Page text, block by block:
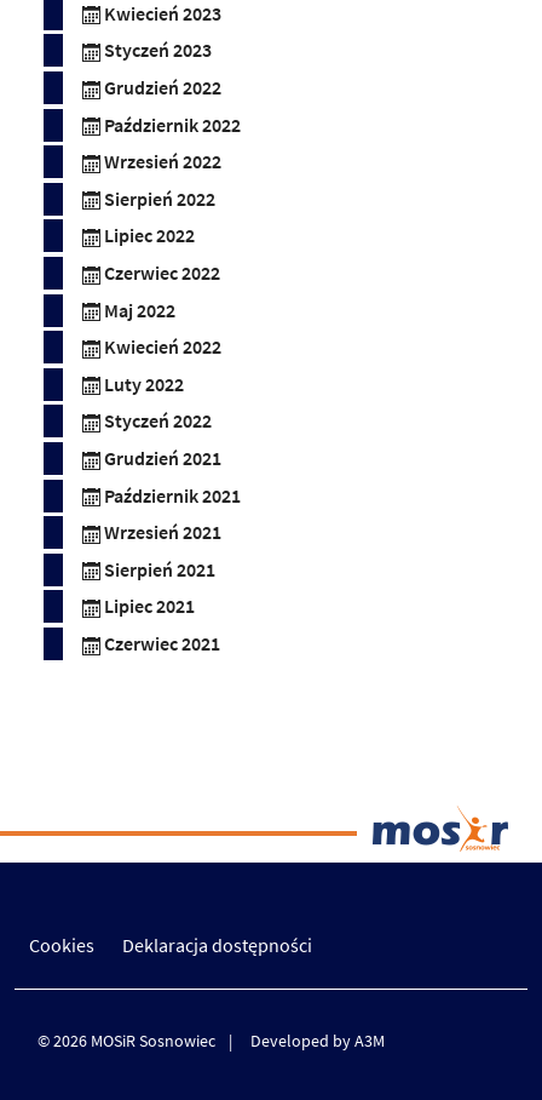
Kwiecień 2023
Styczeń 2023
Grudzień 2022
Październik 2022
Wrzesień 2022
Sierpień 2022
Lipiec 2022
Czerwiec 2022
Maj 2022
Kwiecień 2022
Luty 2022
Styczeń 2022
Grudzień 2021
Październik 2021
Wrzesień 2021
Sierpień 2021
Lipiec 2021
Czerwiec 2021
Cookies Deklaracja dostępności
© 2026 MOSiR Sosnowiec Developed by A3M